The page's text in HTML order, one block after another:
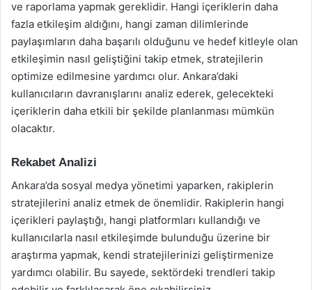
ve raporlama yapmak gereklidir. Hangi içeriklerin daha
fazla etkileşim aldığını, hangi zaman dilimlerinde
paylaşımların daha başarılı olduğunu ve hedef kitleyle olan
etkileşimin nasıl geliştiğini takip etmek, stratejilerin
optimize edilmesine yardımcı olur. Ankara’daki
kullanıcıların davranışlarını analiz ederek, gelecekteki
içeriklerin daha etkili bir şekilde planlanması mümkün
olacaktır.
Rekabet Analizi
Ankara’da sosyal medya yönetimi yaparken, rakiplerin
stratejilerini analiz etmek de önemlidir. Rakiplerin hangi
içerikleri paylaştığı, hangi platformları kullandığı ve
kullanıcılarla nasıl etkileşimde bulunduğu üzerine bir
araştırma yapmak, kendi stratejilerinizi geliştirmenize
yardımcı olabilir. Bu sayede, sektördeki trendleri takip